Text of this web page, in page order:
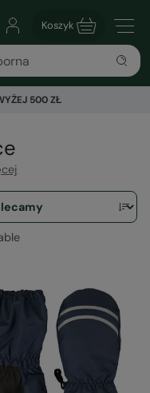
Koszyk
500 ZŁ